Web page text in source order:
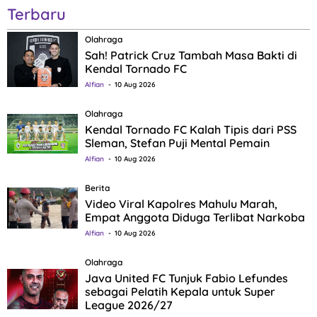
Terbaru
Olahraga
Sah! Patrick Cruz Tambah Masa Bakti di
Kendal Tornado FC
Alfian 10 Aug 2026
Olahraga
Kendal Tornado FC Kalah Tipis dari PSS
Sleman, Stefan Puji Mental Pemain
Alfian 10 Aug 2026
Berita
Video Viral Kapolres Mahulu Marah,
Empat Anggota Diduga Terlibat Narkoba
Alfian 10 Aug 2026
Olahraga
Java United FC Tunjuk Fabio Lefundes
sebagai Pelatih Kepala untuk Super
League 2026/27